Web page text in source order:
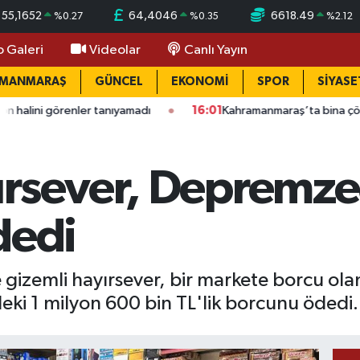
55,1652 %0.27 64,4046 %0.35 6618.49 %2.12
Galeri Videolar Canlı Yayın
GÜNCEL EKONOMİ SPOR
tanıyamadı 16:01Kahramanmaraş’ta bina çöktü:
gizemli hayırsever, bir markete borcu
1 milyon 600 bin TL'lik borcunu ödedi.